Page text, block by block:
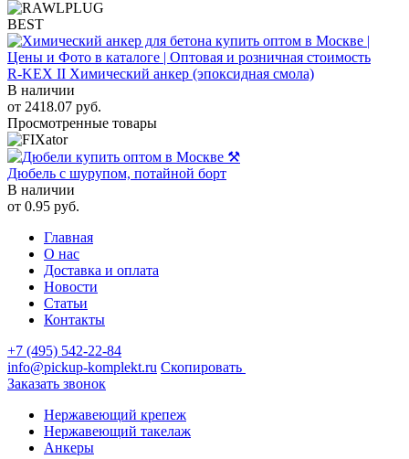
BEST
R-KEX II Химический анкер (эпоксидная смола)
В наличии
от 2418.07 руб.
Просмотренные товары
Дюбель с шурупом, потайной борт
В наличии
от 0.95 руб.
Главная
О нас
Доставка и оплата
Новости
Статьи
Контакты
+7 (495) 542-22-84
info@pickup-komplekt.ru Скопировать
Заказать звонок
Нержавеющий крепеж
Нержавеющий такелаж
Анкеры